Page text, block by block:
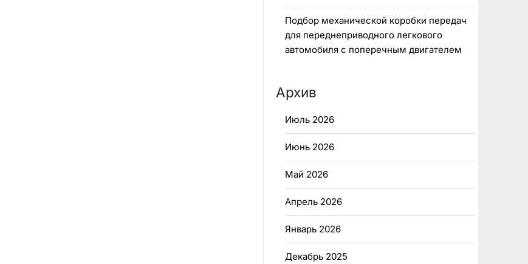
Подбор механической коробки передач
для переднеприводного легкового
автомобиля с поперечным двигателем
Архив
Июль 2026
Июнь 2026
Май 2026
Апрель 2026
Январь 2026
Декабрь 2025